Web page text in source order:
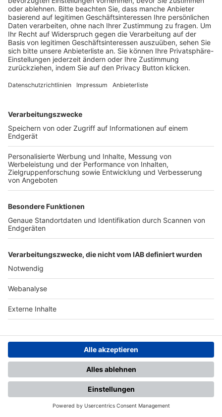
Pässe und Vereinswechsel
Trainerausbildung
Schulungsangebot Vereinsmitarbeiter
BFV-Geschäftsstellen
Trainerbörse
Login SpielPlus
FOLGE DEM BFV
TOP-VEREINE
TOP-PARTNER
Nutzungsbedingungen Datenschutz Impressum